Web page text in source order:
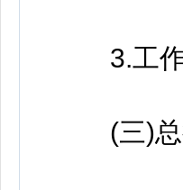
3.工作
(三)总